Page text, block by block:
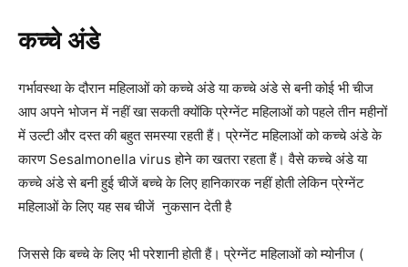
कच्चे अंडे
गर्भावस्था के दौरान महिलाओं को कच्चे अंडे या कच्चे अंडे से बनी कोई भी चीज
आप अपने भोजन में नहीं खा सकती क्योंकि प्रेग्नेंट महिलाओं को पहले तीन महीनों
में उल्टी और दस्त की बहुत समस्या रहती हैं। प्रेग्नेंट महिलाओं को कच्चे अंडे के
कारण Sesalmonella virus होने का खतरा रहता हैं। वैसे कच्चे अंडे या
कच्चे अंडे से बनी हुई चीजें बच्चे के लिए हानिकारक नहीं होती लेकिन प्रेग्नेंट
महिलाओं के लिए यह सब चीजें नुकसान देती है
जिससे कि बच्चे के लिए भी परेशानी होती हैं। प्रेग्नेंट महिलाओं को म्योनीज (